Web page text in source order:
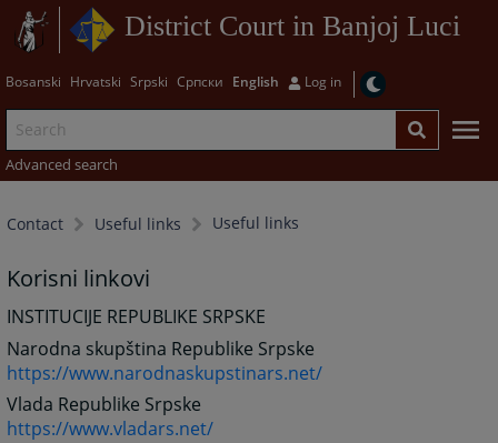
District Court in Banjoj Luci
Bosanski Hrvatski Srpski Српски English Log in
Advanced search
Contact Useful links Useful links
Korisni linkovi
INSTITUCIJE REPUBLIKE SRPSKE
Narodna skupština Republike Srpske
https://www.narodnaskupstinars.net/
Vlada Republike Srpske
https://www.vladars.net/